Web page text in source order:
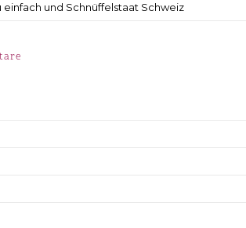
einfach und Schnüffelstaat Schweiz